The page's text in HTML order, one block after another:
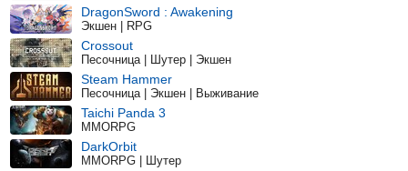
DragonSword : Awakening
Экшен | RPG
Crossout
Песочница | Шутер | Экшен
Steam Hammer
Песочница | Экшен | Выживание
Taichi Panda 3
MMORPG
DarkOrbit
MMORPG | Шутер